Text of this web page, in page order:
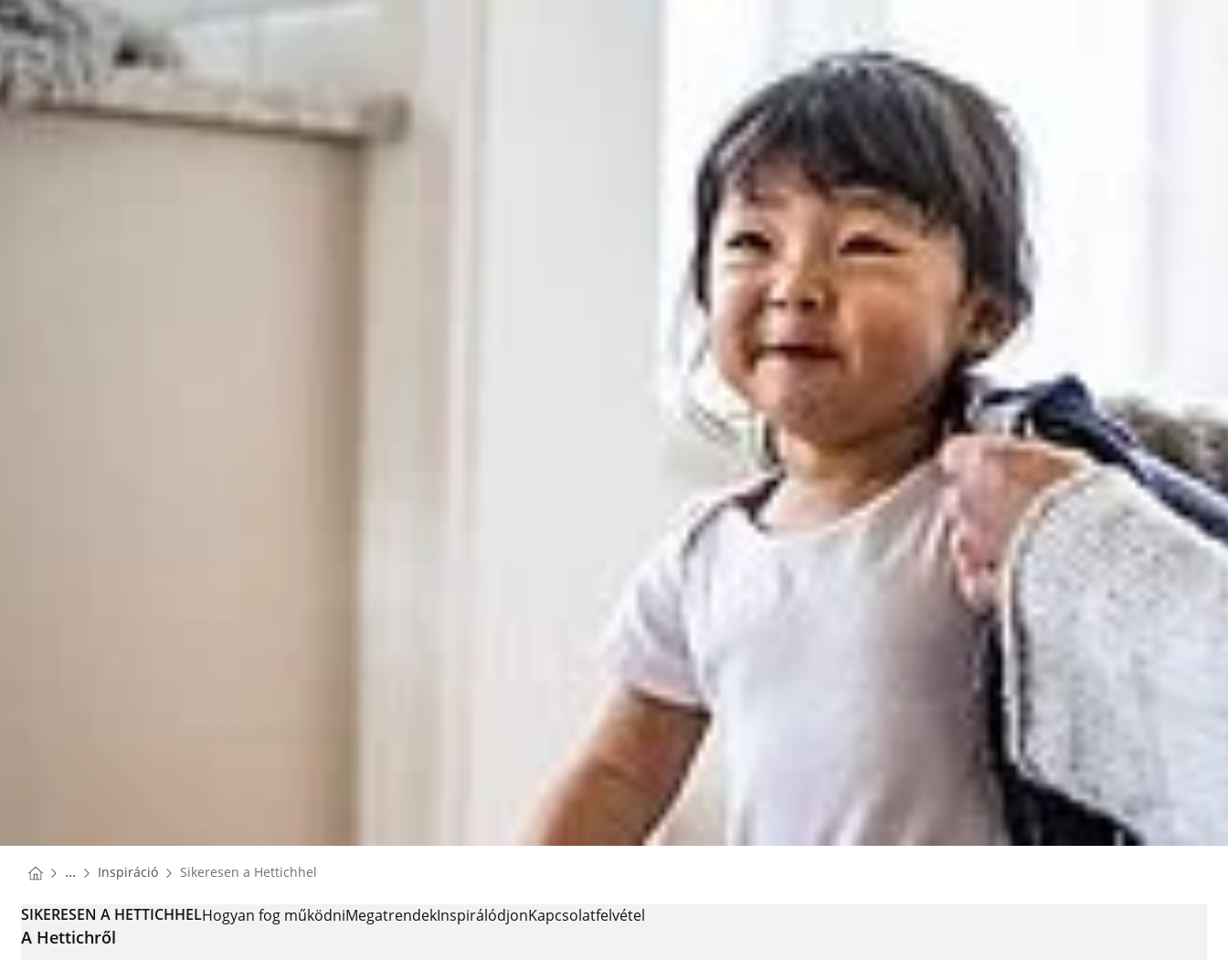
You are here:
Homepage
... InspirációHomepage
Sikeresen a Hettichhel
SIKERESEN A HETTICHHELHogyan fog működniMegatrendekInspirálódjonKapcsolatfelvétel
A Hettichről